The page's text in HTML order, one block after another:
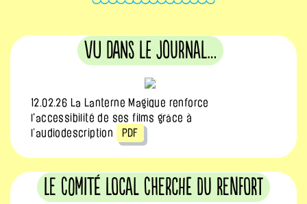
Vu dans le journal…
12.02.26 La Lanterne Magique renforce
l'accessibilité de ses films grâce à
l’audiodescription
PDF
Le Comité local cherche du renfort